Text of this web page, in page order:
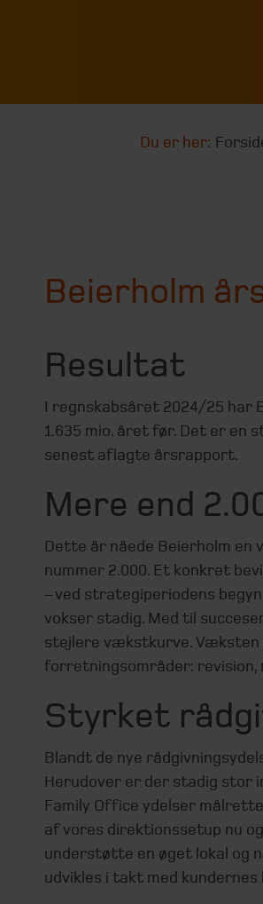
Du er her:
Beierholm
Resultat
I regnskabsåret 2024/25 har
1.635 mio. året før. Det er en
senest aflagte årsrapport.
Mere end
Dette år nåede Beierholm
nummer 2.000. Et konkret
– ved strategiperiodens
vokser stadig. Med til
stejlere vækstkurve. Væksten
forretningsområder: revision,
Styrket
Blandt de nye
Herudover er der stadig stor
Family Office ydelser
af vores direktionssetup nu
understøtte en øget lokal og
udvikles i takt med kundernes